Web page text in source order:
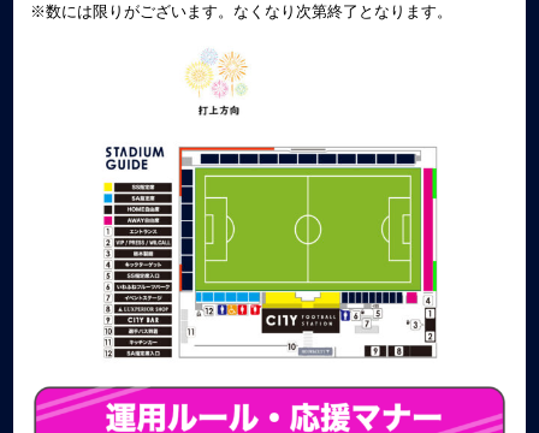
※数には限りがございます。なくなり次第終了となります。